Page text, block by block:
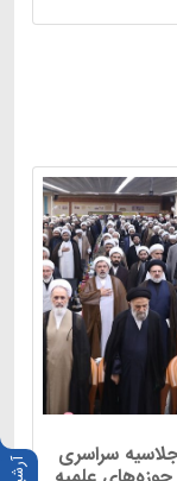
آرشیو
سراسری